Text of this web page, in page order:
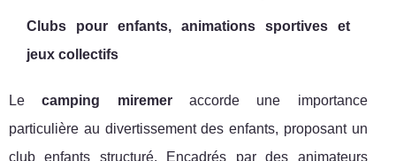
Clubs pour enfants, animations sportives et
jeux collectifs
Lecamping miremeraccorde une importance
particulière au divertissement des enfants, proposant un
club enfants structuré. Encadrés par des animateurs